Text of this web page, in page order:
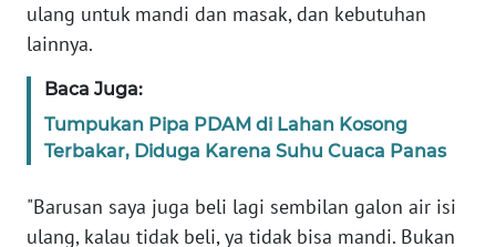
ulang untuk mandi dan masak, dan kebutuhan
lainnya.
Baca Juga:
Tumpukan Pipa PDAM di Lahan Kosong
Terbakar, Diduga Karena Suhu Cuaca Panas
"Barusan saya juga beli lagi sembilan galon air isi
ulang, kalau tidak beli, ya tidak bisa mandi. Bukan
WN
JABAR
WN